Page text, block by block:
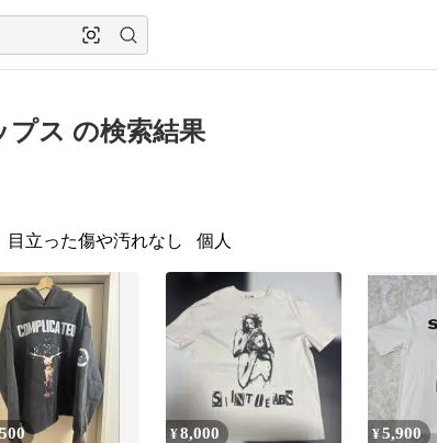
プス の検索結果
目立った傷や汚れなし 個人
¥8,000 ¥5,900